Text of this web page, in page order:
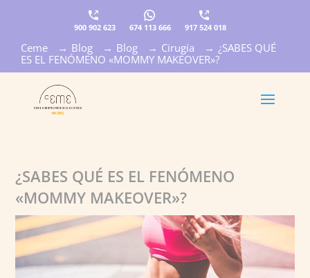
900 902 623 674 113 666 917 524 018
Ceme → Blog → Blog → Cirugía → ¿SABES QUÉ
ES EL FENÓMENO «MOMMY MAKEOVER»?
¿SABES QUÉ ES EL FENÓMENO
«MOMMY MAKEOVER»?